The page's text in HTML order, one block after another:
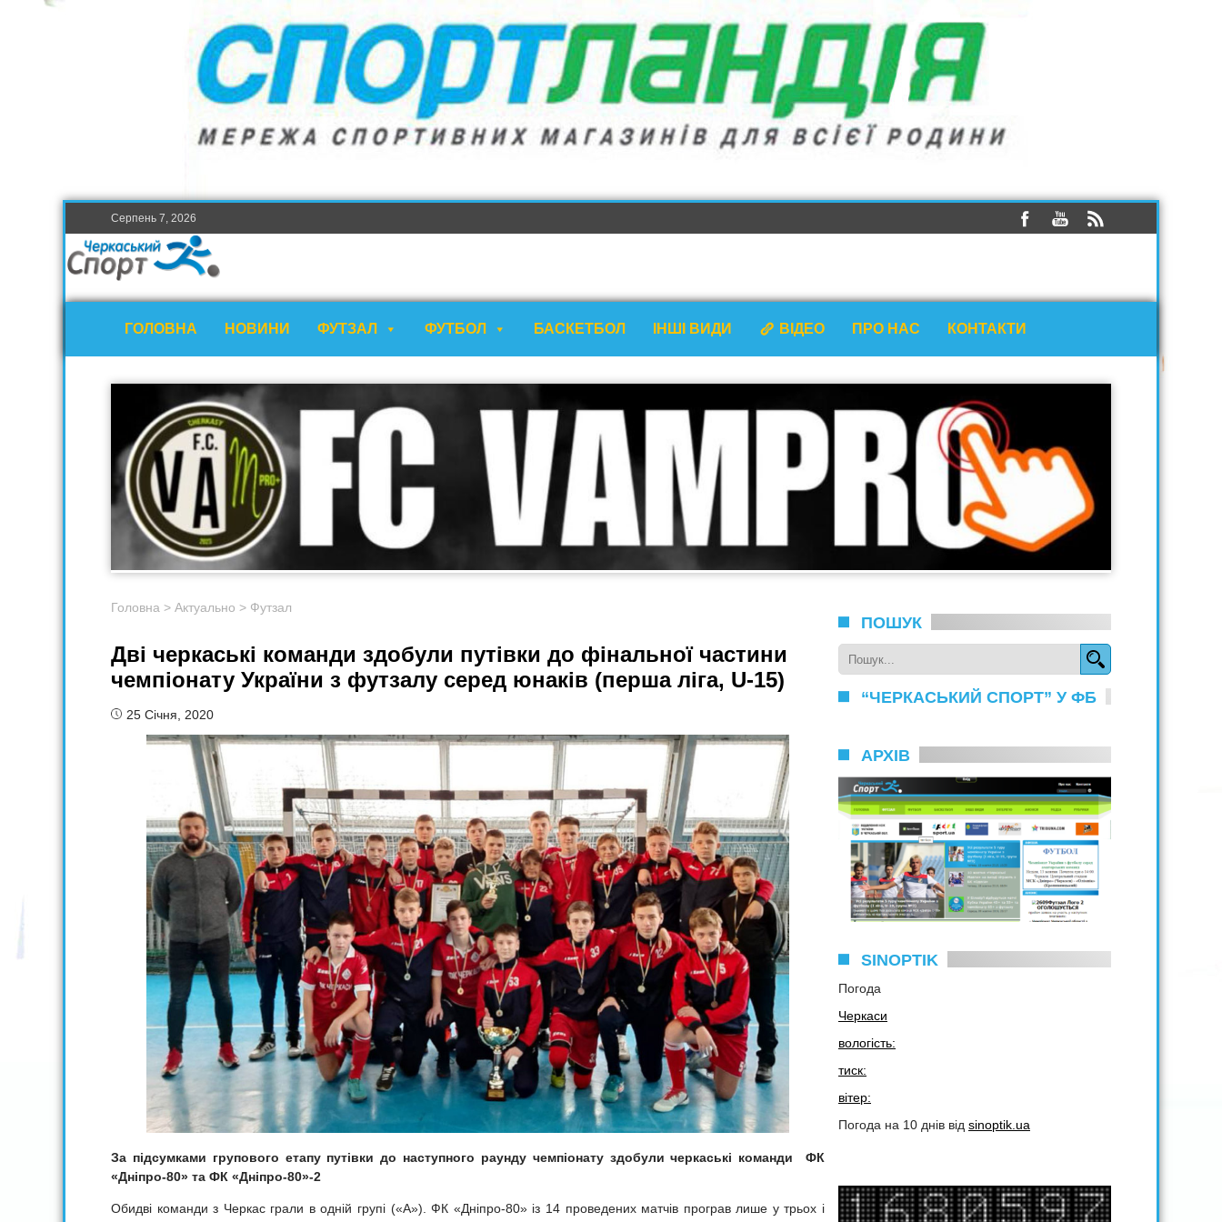
Серпень 7, 2026
ГОЛОВНА НОВИНИ ФУТЗАЛ ФУТБОЛ БАСКЕТБОЛ ІНШІ ВИДИ ВІДЕО ПРО НАС КОНТАКТИ
Головна > Актуально > Футзал
Дві черкаські команди здобули путівки до фінальної частини
чемпіонату України з футзалу серед юнаків (перша ліга, U-15)
25 Січня, 2020
За підсумками групового етапу путівки до наступного раунду чемпіонату здобули черкаські команди
ФК
«Дніпро-80» та ФК «Дніпро-80»-2
Обидві команди з Черкас грали в одній групі («А»). ФК «Дніпро-80» із 14 проведених матчів програв лише у трьох і
ПОШУК
“ЧЕРКАСЬКИЙ СПОРТ” У ФБ
АРХІВ
SINOPTIK
Погода
Черкаси
вологість:
тиск:
вітер:
Погода на 10 днів від sinoptik.ua